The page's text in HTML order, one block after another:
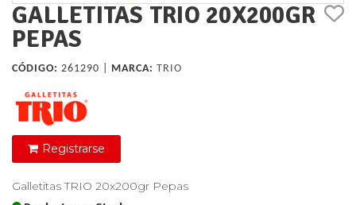
GALLETITAS TRIO 20X200GR
PEPAS
CÓDIGO: 261290 | MARCA: TRIO
Registrarse
Galletitas TRIO 20x200gr Pepas